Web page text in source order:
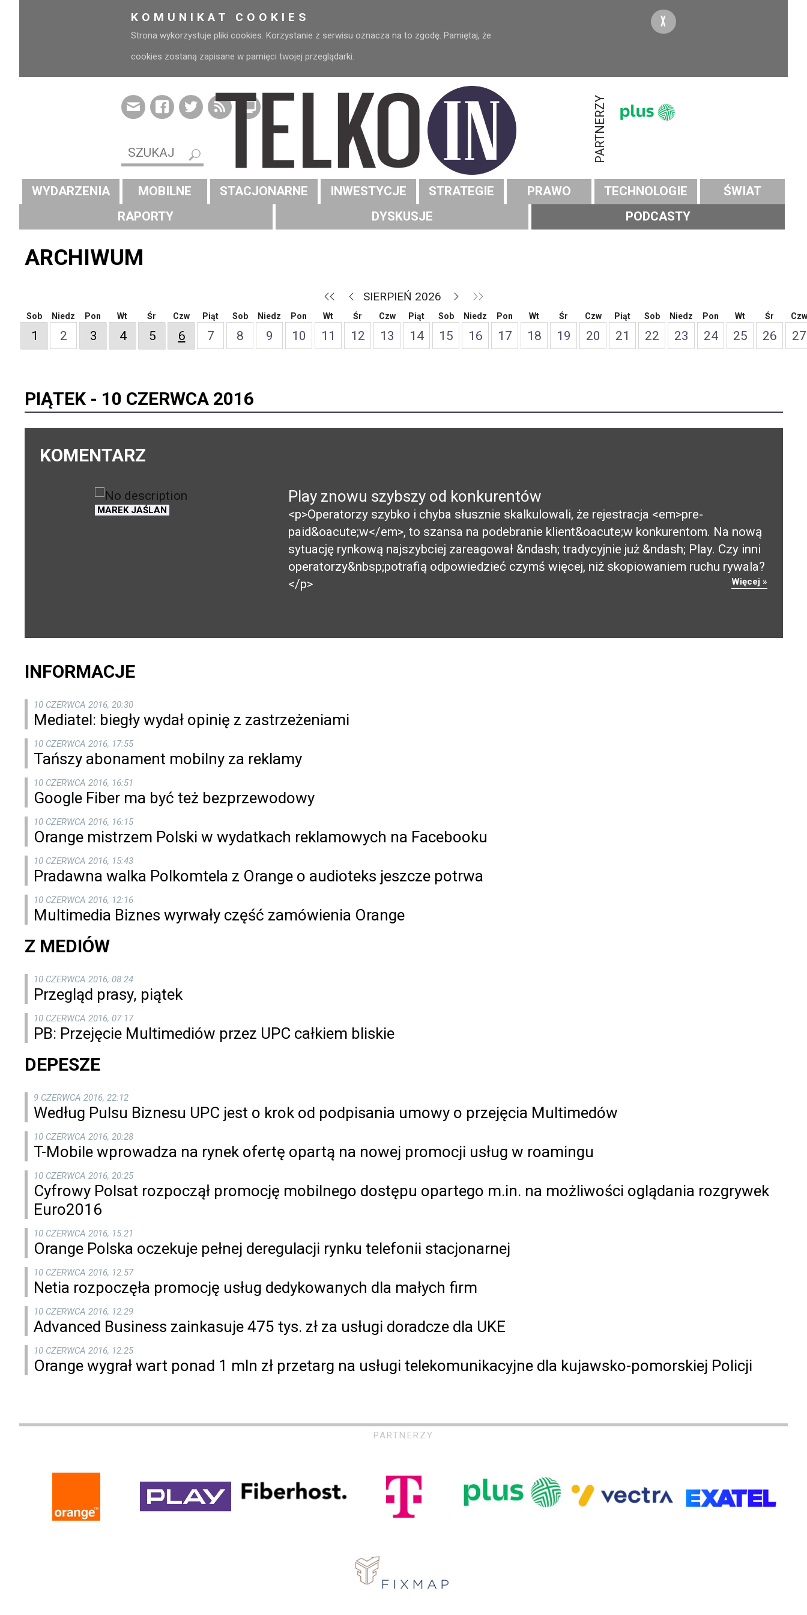
KOMUNIKAT COOKIES
Strona wykorzystuje pliki cookies. Korzystanie z serwisu oznacza na to zgodę. Pamiętaj, że
cookies zostaną zapisane w pamięci twojej przeglądarki.
X
PARTNERZY
WYDARZENIA MOBILNE STACJONARNE INWESTYCJE STRATEGIE PRAWO TECHNOLOGIE
ŚWIAT
RAPORTY
DYSKUSJE PODCASTY
ARCHIWUM
SIERPIEŃ 2026
Sob
1
Niedz
2
Pon
3
Wt
4
Śr
5
Czw
6
Piąt
7
Sob
8
Niedz
9
Pon
10
Wt
11
Śr
12
Czw
13
Piąt
14
Sob
15
Niedz
16
Pon
17
Wt
18
Śr
19
Czw
20
Piąt
21
Sob
22
Niedz
23
Pon
24
Wt
25
Śr
26
Czw
27
PIĄTEK - 10 CZERWCA 2016
KOMENTARZ
MAREK JAŚLAN
Play znowu szybszy od konkurentów
<p>Operatorzy szybko i chyba słusznie skalkulowali, że rejestracja <em>pre-
paid&oacute;w</em>, to szansa na podebranie klient&oacute;w konkurentom. Na nową
sytuację rynkową najszybciej zareagował &ndash; tradycyjnie już &ndash; Play. Czy inni
operatorzy&nbsp;potrafią odpowiedzieć czymś więcej, niż skopiowaniem ruchu rywala?
</p>
Więcej »
INFORMACJE
10 CZERWCA 2016, 20:30
Mediatel: biegły wydał opinię z zastrzeżeniami
10 CZERWCA 2016, 17:55
Tańszy abonament mobilny za reklamy
10 CZERWCA 2016, 16:51
Google Fiber ma być też bezprzewodowy
10 CZERWCA 2016, 16:15
Orange mistrzem Polski w wydatkach reklamowych na Facebooku
10 CZERWCA 2016, 15:43
Pradawna walka Polkomtela z Orange o audioteks jeszcze potrwa
10 CZERWCA 2016, 12:16
Multimedia Biznes wyrwały część zamówienia Orange
Z MEDIÓW
10 CZERWCA 2016, 08:24
Przegląd prasy, piątek
10 CZERWCA 2016, 07:17
PB: Przejęcie Multimediów przez UPC całkiem bliskie
DEPESZE
9 CZERWCA 2016, 22:12
Według Pulsu Biznesu UPC jest o krok od podpisania umowy o przejęcia Multimedów
10 CZERWCA 2016, 20:28
T-Mobile wprowadza na rynek ofertę opartą na nowej promocji usług w roamingu
10 CZERWCA 2016, 20:25
Cyfrowy Polsat rozpoczął promocję mobilnego dostępu opartego m.in. na możliwości oglądania rozgrywek
Euro2016
10 CZERWCA 2016, 15:21
Orange Polska oczekuje pełnej deregulacji rynku telefonii stacjonarnej
10 CZERWCA 2016, 12:57
Netia rozpoczęła promocję usług dedykowanych dla małych firm
10 CZERWCA 2016, 12:29
Advanced Business zainkasuje 475 tys. zł za usługi doradcze dla UKE
10 CZERWCA 2016, 12:25
Orange wygrał wart ponad 1 mln zł przetarg na usługi telekomunikacyjne dla kujawsko-pomorskiej Policji
PARTNERZY